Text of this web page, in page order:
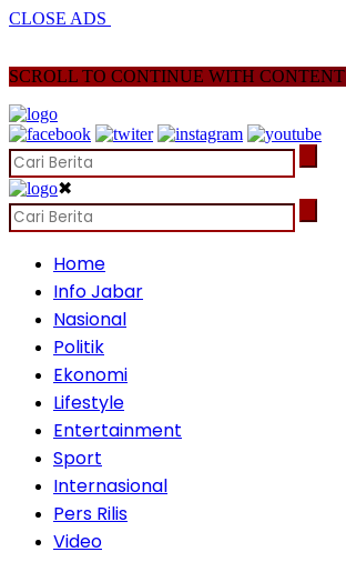
CLOSE ADS
SCROLL TO CONTINUE WITH CONTENT
✖
Home
Info Jabar
Nasional
Politik
Ekonomi
Lifestyle
Entertainment
Sport
Internasional
Pers Rilis
Video